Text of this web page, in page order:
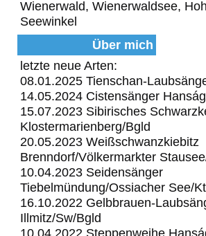
Wienerwald, Wienerwaldsee,
Seewinkel
Über mich
letzte neue Arten:
08.01.2025 Tienschan-
14.05.2024 Cistensänger
15.07.2023 Sibirisches
Klostermarienberg/Bgld
20.05.2023 Weißschwanzkiebitz
Brenndorf/Völkermarkter
10.04.2023 Seidensänger
Tiebelmündung/Ossiacher See/
16.10.2022 Gelbbrauen-
Illmitz/Sw/Bgld
10.04.2022 Steppenweihe